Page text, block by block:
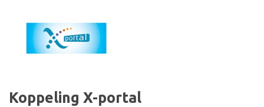
Koppeling X-portal